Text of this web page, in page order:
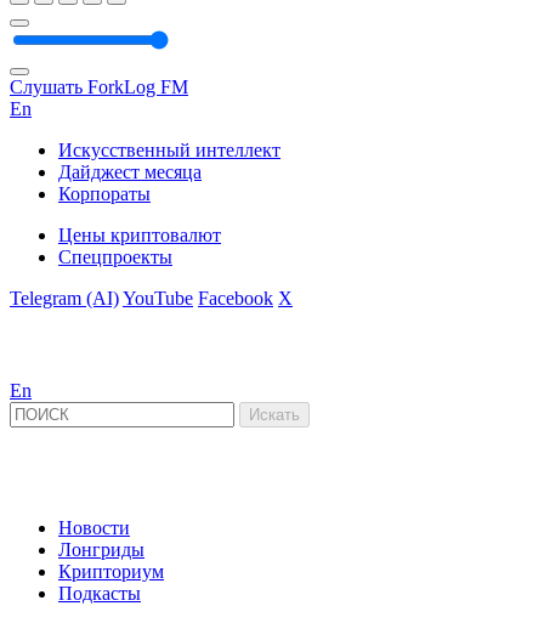
Слушать ForkLog FM
En
Искусственный интеллект
Дайджест месяца
Корпораты
Цены криптовалют
Спецпроекты
Telegram (AI)YouTube Facebook X
En
Новости
Лонгриды
Крипториум
Подкасты